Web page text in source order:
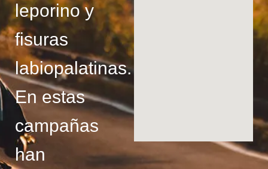
leporino y
fisuras
labiopalatinas.
En estas
campañas
han